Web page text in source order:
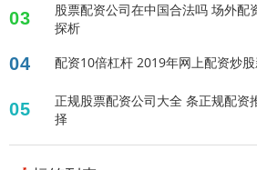
03
股票配资公司在中国合法吗 场外配
探析
04 配资10倍杠杆 2019年网上配资炒
05
正规股票配资公司大全 条正规配
择